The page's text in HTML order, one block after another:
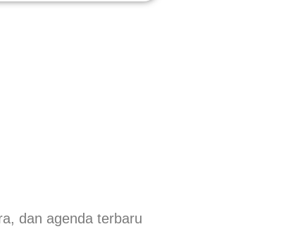
dan agenda terbaru